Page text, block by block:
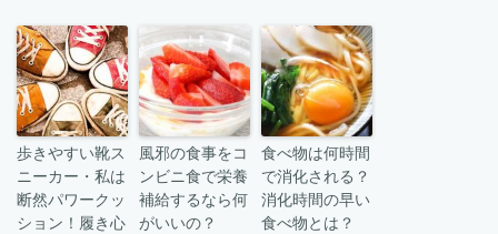
歩きやすい靴ス
ニーカー・私は
断然パワークッ
ション！履き心
風邪の食事をコ
ンビニ食で栄養
補給するなら何
がいいの？
食べ物は何時間
で消化される？
消化時間の早い
食べ物とは？